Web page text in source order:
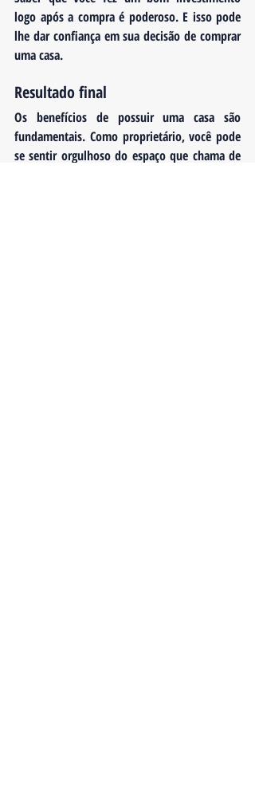
logo após a compra é poderoso. E isso pode
lhe dar confiança em sua decisão de comprar
uma casa.
Resultado final
Os benefícios de possuir uma casa são
fundamentais. Como proprietário, você pode
se sentir orgulhoso do espaço que chama de